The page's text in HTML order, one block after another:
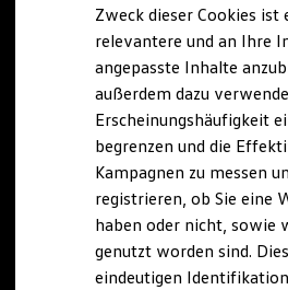
Kaufoptionen
E-Auto-Förderung
Software und
Die ID. Software 6
ID. Software
Digitale Extras
Schnittstellen zu
Hybridautos
Marke und Erlebnis
Volkswagen R und R
R-Modelle
R Experience
Driving Experience
Volkswagen entdecken
Zweck dieser Cookies ist
relevantere und an Ihre
angepasste Inhalte
außerdem dazu
Erscheinungshäufigkeit
begrenzen und die
Kampagnen zu messen
registrieren, ob Sie eine
haben oder nicht, sowie
genutzt worden sind.
eindeutigen